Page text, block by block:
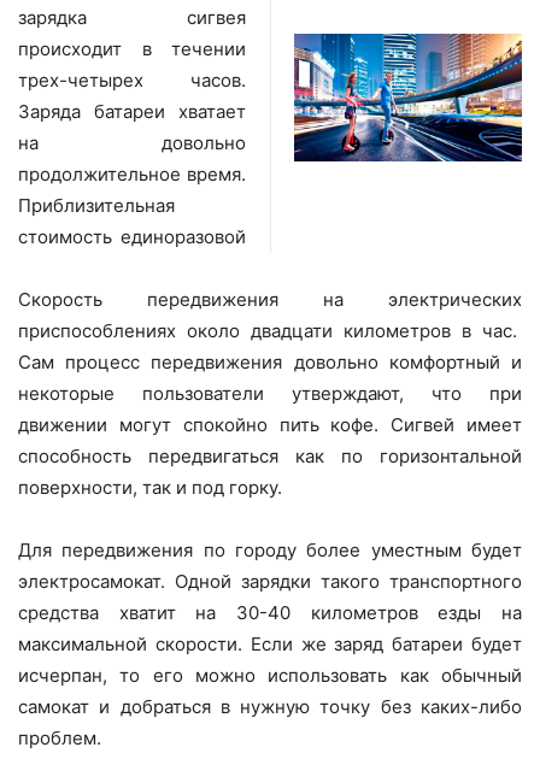
зарядка сигвея
происходит в течении
трех-четырех часов.
Заряда батареи хватает
на довольно
продолжительное время.
Приблизительная
стоимость единоразовой
Скорость передвижения на электрических
приспособлениях около двадцати километров в час.
Сам процесс передвижения довольно комфортный и
некоторые пользователи утверждают, что при
движении могут спокойно пить кофе. Сигвей имеет
способность передвигаться как по горизонтальной
поверхности, так и под горку.
Для передвижения по городу более уместным будет
электросамокат. Одной зарядки такого транспортного
средства хватит на 30-40 километров езды на
максимальной скорости. Если же заряд батареи будет
исчерпан, то его можно использовать как обычный
самокат и добраться в нужную точку без каких-либо
проблем.